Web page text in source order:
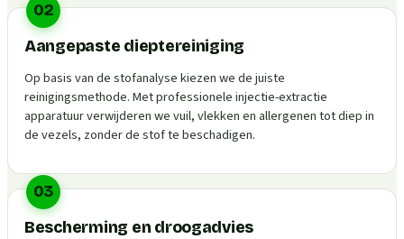
02
Aangepaste dieptereiniging
Op basis van de stofanalyse kiezen we de juiste
reinigingsmethode. Met professionele injectie-extractie
apparatuur verwijderen we vuil, vlekken en allergenen tot diep in
de vezels, zonder de stof te beschadigen.
03
Bescherming en droogadvies